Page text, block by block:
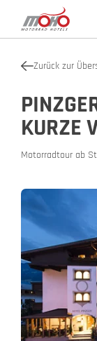
Zurück zur
KURZE
Motorradtour ab